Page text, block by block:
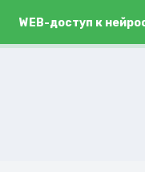
WEB-доступ к